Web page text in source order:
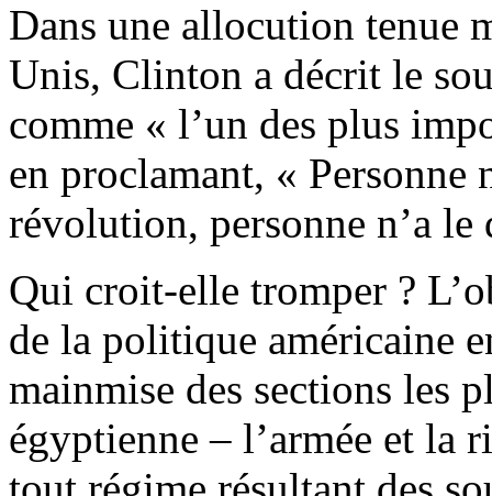
Dans une allocution tenue
Unis, Clinton a décrit le
comme « l’un des plus
en proclamant, « Personne
révolution, personne n’a
Qui croit-elle tromper ?
de la politique américaine
mainmise des sections les
égyptienne – l’armée et la